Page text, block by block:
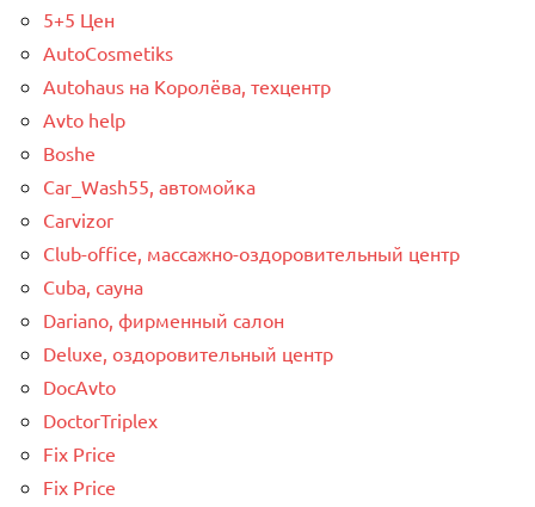
5+5 Цен
AutoCosmetiks
Autohaus на Королёва, техцентр
Avto help
Boshe
Car_Wash55, автомойка
Carvizor
Club-office, массажно-оздоровительный центр
Cuba, сауна
Dariano, фирменный салон
Deluxe, оздоровительный центр
DocAvto
DoctorTriplex
Fix Price
Fix Price